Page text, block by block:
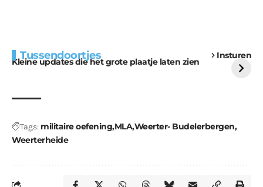
Tussendoortjes Insturen
Kleine updates die het grote plaatje laten zien
voor kabouters
uitdaging
Tags: militaire oefeningMLAWeerter- Budelerbergen
Weerterheide